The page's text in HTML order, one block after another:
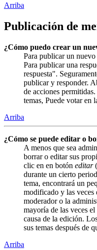
Arriba
Publicación de
¿Cómo puedo crear un
Para publicar un
Para publicar una
respuesta".
publicar y responder.
de acciones
temas, Puede votar en
Arriba
¿Cómo se puede editar o
A menos que sea
borrar o editar sus
clic en en botón editar
durante un cierto
tema, encontrará un
modificado y las veces
moderador o la
mayoría de las veces
causa de la edición.
sus temas después de
Arriba